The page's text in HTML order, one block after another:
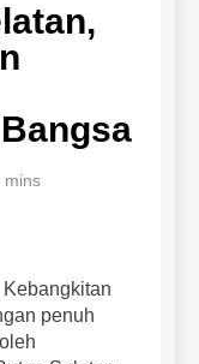
mins
penuh